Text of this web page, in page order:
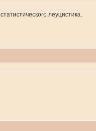
леуцистика.